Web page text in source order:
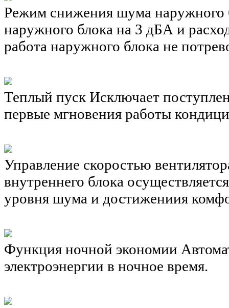
Режим снижения шума наружного
наружного блока на 3 дБА и
работа наружного блока не
Теплый пуск Исключает
первые мгновения работы
Управление скоростью
внутреннего блока
уровня шума и достижениия
Функция ночной экономии
электроэнергии в ночное время.